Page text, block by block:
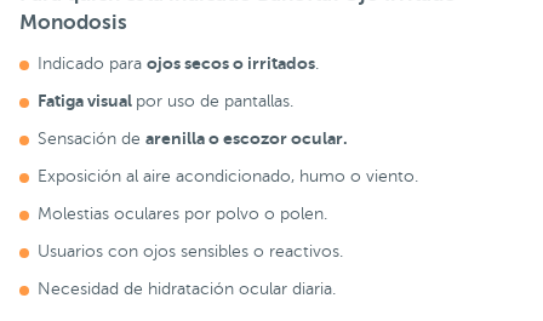
Monodosis
Indicado para ojos secos o irritados
Fatiga visual por uso de pantallas.
Sensación de arenilla o escozor ocular.
Exposición al aire acondicionado, humo o viento.
Molestias oculares por polvo o polen.
Usuarios con ojos sensibles o reactivos.
Necesidad de hidratación ocular diaria.